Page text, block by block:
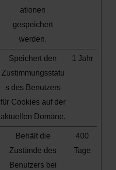
ationen
gespeichert
werden.
Speichert den
Zustimmungsstatu
s des Benutzers
für Cookies auf der
aktuellen Domäne.
1 Jahr
Behält die
Zustände des
Benutzers bei
400
Tage